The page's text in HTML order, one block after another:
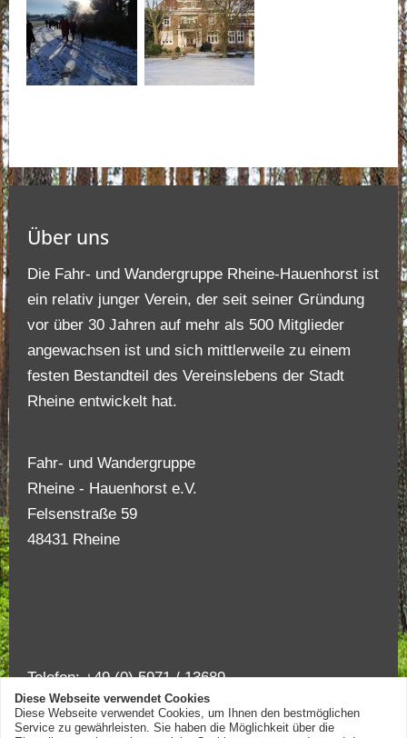
Über uns
Die Fahr- und Wandergruppe Rheine-Hauenhorst ist
ein relativ junger Verein, der seit seiner Gründung
vor über 30 Jahren auf mehr als 500 Mitglieder
angewachsen ist und sich mittlerweile zu einem
festen Bestandteil des Vereinslebens der Stadt
Rheine entwickelt hat.
Fahr- und Wandergruppe
Rheine - Hauenhorst e.V.
Felsenstraße 59
48431 Rheine
Telefon: +49 (0) 5971 / 13689
mbrebaum@wandergruppe-rheine.de
Diese Webseite verwendet Cookies
Diese Webseite verwendet Cookies, um Ihnen den bestmöglichen
Service zu gewährleisten. Sie haben die Möglichkeit über die